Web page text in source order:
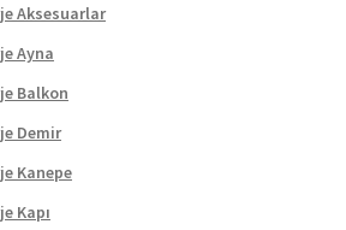
Aksesuarlar
Ayna
Balkon
Demir
Kanepe
Kapı